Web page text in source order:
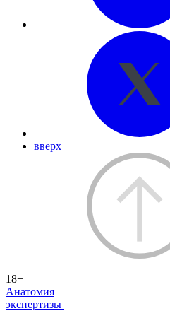
вверх
18+
Анатомия
экспертизы